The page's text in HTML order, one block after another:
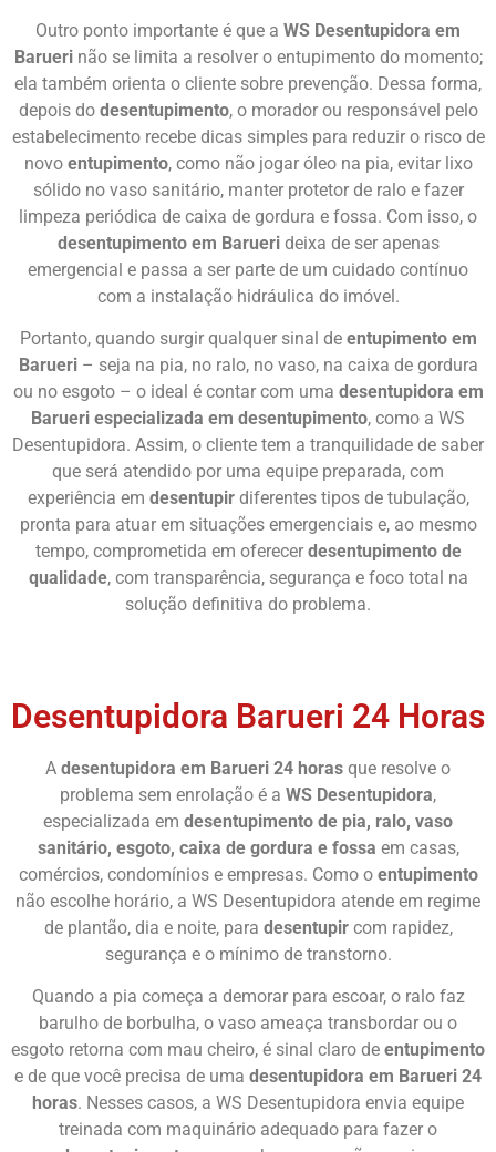
Outro ponto importante é que a WS Desentupidora em
Baruerinão se limita a resolver o entupimento do momento;
ela também orienta o cliente sobre prevenção. Dessa forma,
depois do desentupimento, o morador ou responsável pelo
estabelecimento recebe dicas simples para reduzir o risco de
novo entupimento, como não jogar óleo na pia, evitar lixo
sólido no vaso sanitário, manter protetor de ralo e fazer
limpeza periódica de caixa de gordura e fossa. Com isso, o
desentupimento em Baruerideixa de ser apenas
emergencial e passa a ser parte de um cuidado contínuo
com a instalação hidráulica do imóvel.
Portanto, quando surgir qualquer sinal de entupimento em
Barueri– seja na pia, no ralo, no vaso, na caixa de gordura
ou no esgoto – o ideal é contar com uma desentupidora em
Barueri especializada em desentupimento, como a WS
Desentupidora. Assim, o cliente tem a tranquilidade de saber
que será atendido por uma equipe preparada, com
experiência em desentupirdiferentes tipos de tubulação,
pronta para atuar em situações emergenciais e, ao mesmo
tempo, comprometida em oferecer desentupimento de
qualidade, com transparência, segurança e foco total na
solução definitiva do problema.
Desentupidora Barueri 24 Horas
A desentupidora em Barueri 24 horas que resolve o
problema sem enrolação é a WS Desentupidora,
especializada em desentupimento de pia, ralo, vaso
sanitário, esgoto, caixa de gordura e fossa em casas,
comércios, condomínios e empresas. Como o entupimento
não escolhe horário, a WS Desentupidora atende em regime
de plantão, dia e noite, para desentupircom rapidez,
segurança e o mínimo de transtorno.
Quando a pia começa a demorar para escoar, o ralo faz
barulho de borbulha, o vaso ameaça transbordar ou o
esgoto retorna com mau cheiro, é sinal claro de entupimento
e de que você precisa de uma desentupidora em Barueri 24
horas. Nesses casos, a WS Desentupidora envia equipe
treinada com maquinário adequado para fazer o